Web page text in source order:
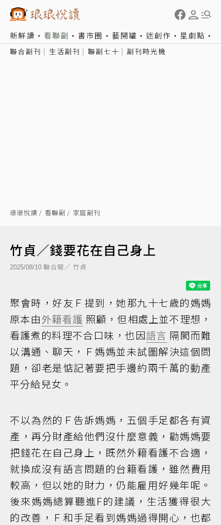
新鮮讀 看聯副 書市圈 藝開罐 迷創作 星劇點
聯合副刊 生活副刊 聯副七十 副刊時光機
琅琅悅讀 看聯副 家庭副刊
竹貞／錢要花在自己身上
2025/08/10 聯合報／ 竹貞
聚會時，好友Ｆ提到，她那九十七歲的媽媽
原本由外籍看護 照顧，但相處上並不理想，
看護煮的料理不合口味，也因語言 隔閡而難
以溝通、聊天，Ｆ媽媽並未試圖解決這個問
題，卻老是惦記著要把手邊約兩千萬的動產
平分給兒女。
不以為然的Ｆ告訴媽媽，五個手足都各有資
產，再分財產給他們沒什麼意義，勸媽媽要
把錢花在自己身上，既然外籍看護不合適，
就換成沒有語言問題的台籍看護，雖然費用
較高，但以她的財力，仍能雇用好幾年呢。
後來媽媽總算聽進F的建議，生活獲得很大
的改善，Ｆ和手足看到媽媽過得開心，也都